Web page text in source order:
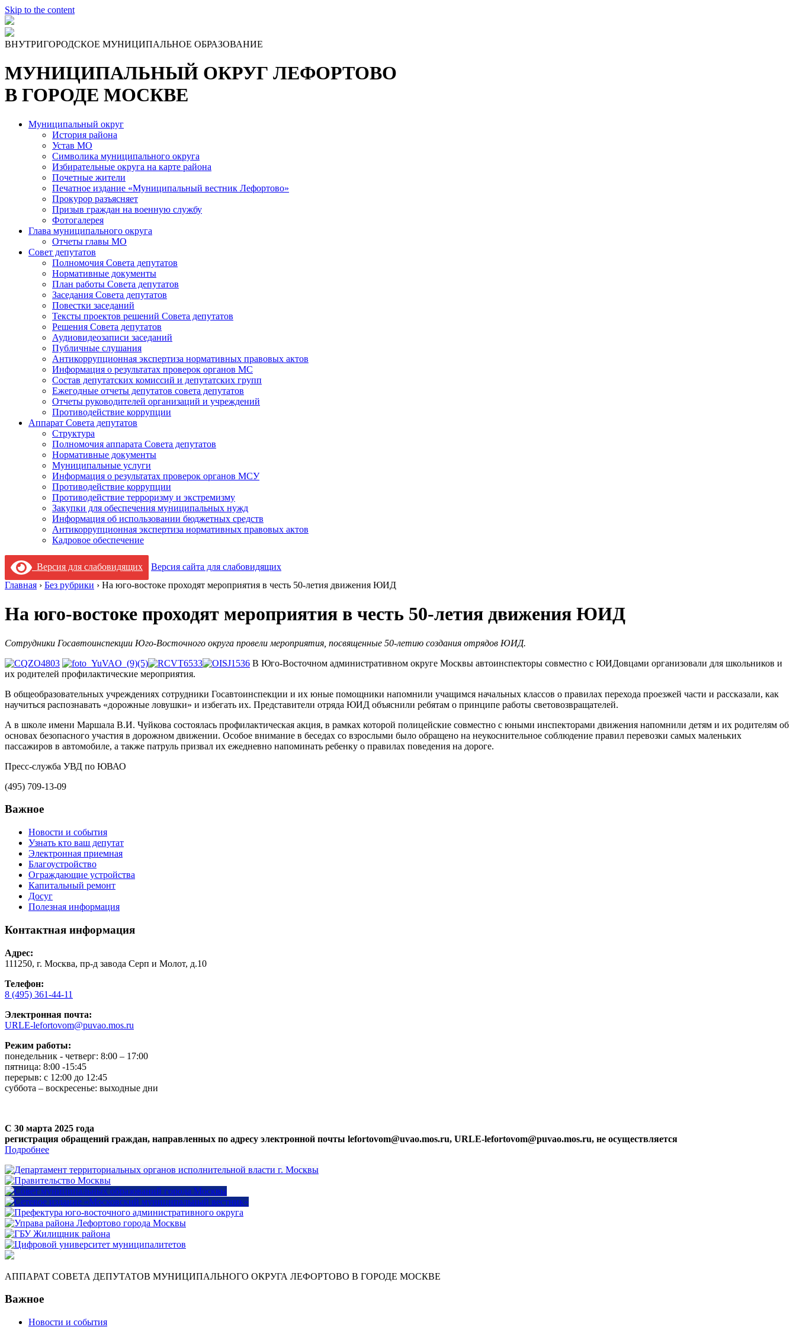
Skip to the content
ВНУТРИГОРОДСКОЕ МУНИЦИПАЛЬНОЕ ОБРАЗОВАНИЕ
МУНИЦИПАЛЬНЫЙ ОКРУГ ЛЕФОРТОВО
В ГОРОДЕ МОСКВЕ
Муниципальный округ
История района
Устав МО
Символика муниципального округа
Избирательные округа на карте района
Почетные жители
Печатное издание «Муниципальный вестник Лефортово»
Прокурор разъясняет
Призыв граждан на военную службу
Фотогалерея
Глава муниципального округа
Отчеты главы МО
Совет депутатов
Полномочия Совета депутатов
Нормативные документы
План работы Совета депутатов
Заседания Cовета депутатов
Повестки заседаний
Тексты проектов решений Совета депутатов
Решения Совета депутатов
Аудиовидеозаписи заседаний
Публичные слушания
Антикоррупционная экспертиза нормативных правовых актов
Информация о результатах проверок органов МС
Состав депутатских комиссий и депутатских групп
Ежегодные отчеты депутатов совета депутатов
Отчеты руководителей организаций и учреждений
Противодействие коррупции
Аппарат Совета депутатов
Структура
Полномочия аппарата Совета депутатов
Нормативные документы
Муниципальные услуги
Информация о результатах проверок органов МСУ
Противодействие коррупции
Противодействие терроризму и экстремизму
Закупки для обеспечения муниципальных нужд
Информация об использовании бюджетных средств
Антикоррупционная экспертиза нормативных правовых актов
Кадровое обеспечение
Версия для слабовидящих
Версия сайта для слабовидящих
Главная › Без рубрики › На юго-востоке проходят мероприятия в честь 50-летия движения ЮИД
На юго-востоке проходят мероприятия в честь 50-летия движения ЮИД
Сотрудники Госавтоинспекции Юго-Восточного округа провели мероприятия, посвященные 50-летию создания отрядов ЮИД.
В Юго-Восточном административном округе Москвы автоинспекторы совместно с ЮИДовцами организовали для школьников и
их родителей профилактические мероприятия.
В общеобразовательных учреждениях сотрудники Госавтоинспекции и их юные помощники напомнили учащимся начальных классов о правилах перехода проезжей части и рассказали, как
научиться распознавать «дорожные ловушки» и избегать их. Представители отряда ЮИД объяснили ребятам о принципе работы световозвращателей.
А в школе имени Маршала В.И. Чуйкова состоялась профилактическая акция, в рамках которой полицейские совместно с юными инспекторами движения напомнили детям и их родителям об
основах безопасного участия в дорожном движении. Особое внимание в беседах со взрослыми было обращено на неукоснительное соблюдение правил перевозки самых маленьких
пассажиров в автомобиле, а также патруль призвал их ежедневно напоминать ребенку о правилах поведения на дороге.
Пресс-служба УВД по ЮВАО
(495) 709-13-09
Важное
Новости и события
Узнать кто ваш депутат
Электронная приемная
Благоустройство
Ограждающие устройства
Капитальный ремонт
Досуг
Полезная информация
Контактная информация
Адрес:
111250, г. Москва, пр-д завода Серп и Молот, д.10
Телефон:
8 (495) 361-44-11
Электронная почта:
URLE-lefortovom@puvao.mos.ru
Режим работы:
понедельник - четверг: 8:00 – 17:00
пятница: 8:00 -15:45
перерыв: с 12:00 до 12:45
суббота – воскресенье: выходные дни
С 30 марта 2025 года
регистрация обращений граждан, направленных по адресу электронной почты lefortovom@uvao.mos.ru, URLE-lefortovom@puvao.mos.ru, не осуществляется
Подробнее
АППАРАТ СОВЕТА ДЕПУТАТОВ МУНИЦИПАЛЬНОГО ОКРУГА ЛЕФОРТОВО В ГОРОДЕ МОСКВЕ
Важное
Новости и события